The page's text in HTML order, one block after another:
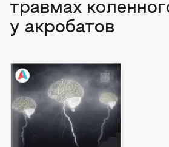
травмах
у акробатов